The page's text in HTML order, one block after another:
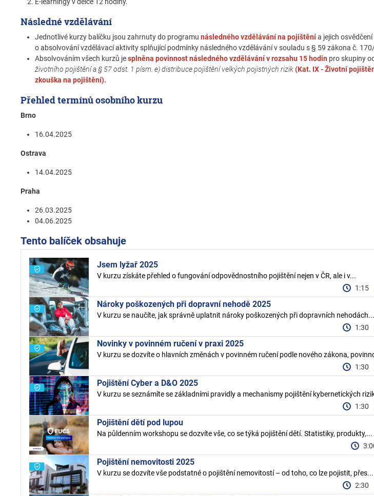
Následné vzdělávání
Jednotlivé kurzy balíčku jsou zahrnuty do programu následného vzdělávání na pojištěnía jejich
o absolvování vzdělávací aktivity splňující podmínky následného vzdělávání v souladu s § 59 zákona č.
Absolvováním všech kurzů jesplněna povinnost následného vzdělávání v rozsahu 15 hodin pro skupiny
životního pojištění a § 57 odst. 1 písm. e) distribuce pojištění velkých pojistných rizik(Kat. IX - Životní
zkouška na pojištění).
Přehled termínů osobního kurzu
Brno
16.04.2025
Ostrava
14.04.2025
Praha
26.03.2025
04.06.2025
Tento balíček obsahuje
Jsem lyžař 2025
V kurzu získáte přehled o fungování odpovědnostního pojištění nejen v ČR, ale i v...
1:15
Nároky poškozených při dopravní nehodě 2025
V kurzu se naučíte, jak správně uplatnit nároky poškozených při dopravních
1:30
Novinky v povinném ručení v praxi 2025
V kurzu se dozvíte o hlavních změnách v povinném ručení podle nového zákona,
1:30
Pojištění Cyber a D&O 2025
V kurzu se seznámíte se základními pravidly a mechanismy pojištění kybernetických
1:30
Pojištění dětí pod lupou
Na půldenním workshopu se dozvíte vše, co se týká pojištění dětí. Statistiky, produkty,...
Pojištění nemovitosti 2025
V kurzu se dozvíte vše podstatné o pojištění nemovitostí – od toho, co lze pojistit, přes...
2:30